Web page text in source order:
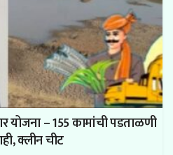
योजना – 155 कामांची पडताळणी
क्लीन चीट